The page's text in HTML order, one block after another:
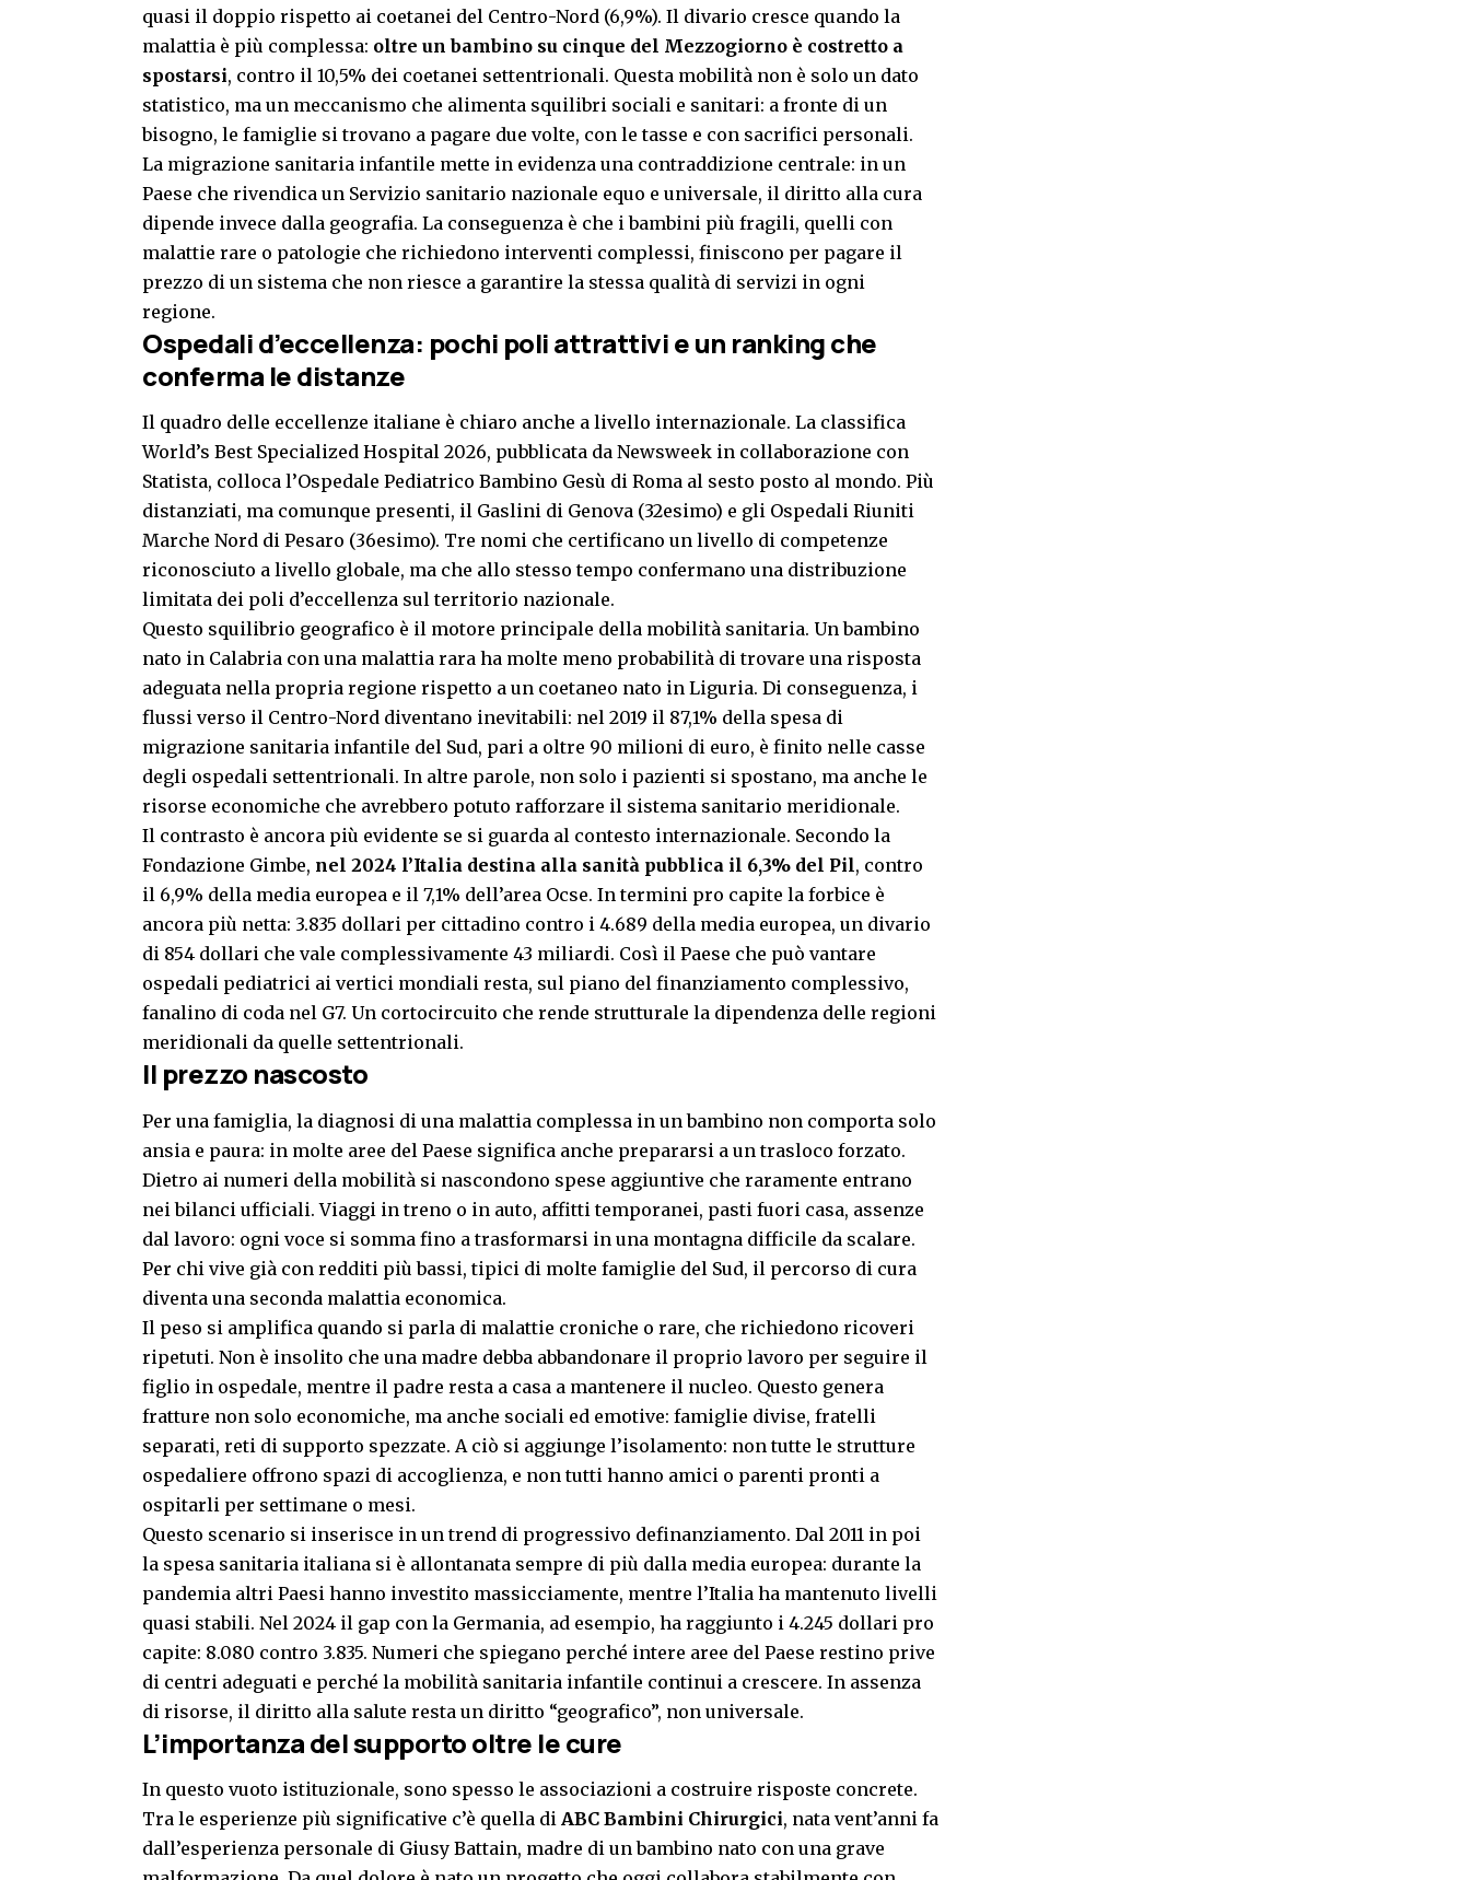
quasi il doppio rispetto ai coetanei del Centro-Nord (6,9%). Il divario cresce quando la
malattia è più complessa: oltre un bambino su cinque del Mezzogiorno è costretto a
spostarsi, contro il 10,5% dei coetanei settentrionali. Questa mobilità non è solo un dato
statistico, ma un meccanismo che alimenta squilibri sociali e sanitari: a fronte di un
bisogno, le famiglie si trovano a pagare due volte, con le tasse e con sacrifici personali.
La migrazione sanitaria infantile mette in evidenza una contraddizione centrale: in un
Paese che rivendica un Servizio sanitario nazionale equo e universale, il diritto alla cura
dipende invece dalla geografia. La conseguenza è che i bambini più fragili, quelli con
malattie rare o patologie che richiedono interventi complessi, finiscono per pagare il
prezzo di un sistema che non riesce a garantire la stessa qualità di servizi in ogni
regione.
Ospedali d’eccellenza: pochi poli attrattivi e un ranking che
conferma le distanze
Il quadro delle eccellenze italiane è chiaro anche a livello internazionale. La classifica
World’s Best Specialized Hospital 2026, pubblicata da Newsweek in collaborazione con
Statista, colloca l’Ospedale Pediatrico Bambino Gesù di Roma al sesto posto al mondo. Più
distanziati, ma comunque presenti, il Gaslini di Genova (32esimo) e gli Ospedali Riuniti
Marche Nord di Pesaro (36esimo). Tre nomi che certificano un livello di competenze
riconosciuto a livello globale, ma che allo stesso tempo confermano una distribuzione
limitata dei poli d’eccellenza sul territorio nazionale.
Questo squilibrio geografico è il motore principale della mobilità sanitaria. Un bambino
nato in Calabria con una malattia rara ha molte meno probabilità di trovare una risposta
adeguata nella propria regione rispetto a un coetaneo nato in Liguria. Di conseguenza, i
flussi verso il Centro-Nord diventano inevitabili: nel 2019 il 87,1% della spesa di
migrazione sanitaria infantile del Sud, pari a oltre 90 milioni di euro, è finito nelle casse
degli ospedali settentrionali. In altre parole, non solo i pazienti si spostano, ma anche le
risorse economiche che avrebbero potuto rafforzare il sistema sanitario meridionale.
Il contrasto è ancora più evidente se si guarda al contesto internazionale. Secondo la
Fondazione Gimbe, nel 2024 l’Italia destina alla sanità pubblica il 6,3% del Pil, contro
il 6,9% della media europea e il 7,1% dell’area Ocse. In termini pro capite la forbice è
ancora più netta: 3.835 dollari per cittadino contro i 4.689 della media europea, un divario
di 854 dollari che vale complessivamente 43 miliardi. Così il Paese che può vantare
ospedali pediatrici ai vertici mondiali resta, sul piano del finanziamento complessivo,
fanalino di coda nel G7. Un cortocircuito che rende strutturale la dipendenza delle regioni
meridionali da quelle settentrionali.
Il prezzo nascosto
Per una famiglia, la diagnosi di una malattia complessa in un bambino non comporta solo
ansia e paura: in molte aree del Paese significa anche prepararsi a un trasloco forzato.
Dietro ai numeri della mobilità si nascondono spese aggiuntive che raramente entrano
nei bilanci ufficiali. Viaggi in treno o in auto, affitti temporanei, pasti fuori casa, assenze
dal lavoro: ogni voce si somma fino a trasformarsi in una montagna difficile da scalare.
Per chi vive già con redditi più bassi, tipici di molte famiglie del Sud, il percorso di cura
diventa una seconda malattia economica.
Il peso si amplifica quando si parla di malattie croniche o rare, che richiedono ricoveri
ripetuti. Non è insolito che una madre debba abbandonare il proprio lavoro per seguire il
figlio in ospedale, mentre il padre resta a casa a mantenere il nucleo. Questo genera
fratture non solo economiche, ma anche sociali ed emotive: famiglie divise, fratelli
separati, reti di supporto spezzate. A ciò si aggiunge l’isolamento: non tutte le strutture
ospedaliere offrono spazi di accoglienza, e non tutti hanno amici o parenti pronti a
ospitarli per settimane o mesi.
Questo scenario si inserisce in un trend di progressivo definanziamento. Dal 2011 in poi
la spesa sanitaria italiana si è allontanata sempre di più dalla media europea: durante la
pandemia altri Paesi hanno investito massicciamente, mentre l’Italia ha mantenuto livelli
quasi stabili. Nel 2024 il gap con la Germania, ad esempio, ha raggiunto i 4.245 dollari pro
capite: 8.080 contro 3.835. Numeri che spiegano perché intere aree del Paese restino prive
di centri adeguati e perché la mobilità sanitaria infantile continui a crescere. In assenza
di risorse, il diritto alla salute resta un diritto “geografico”, non universale.
L’importanza del supporto oltre le cure
In questo vuoto istituzionale, sono spesso le associazioni a costruire risposte concrete.
Tra le esperienze più significative c’è quella di ABC Bambini Chirurgici, nata vent’anni fa
dall’esperienza personale di Giusy Battain, madre di un bambino nato con una grave